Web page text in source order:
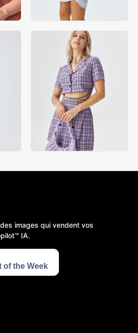
images qui vendent vos
IA.